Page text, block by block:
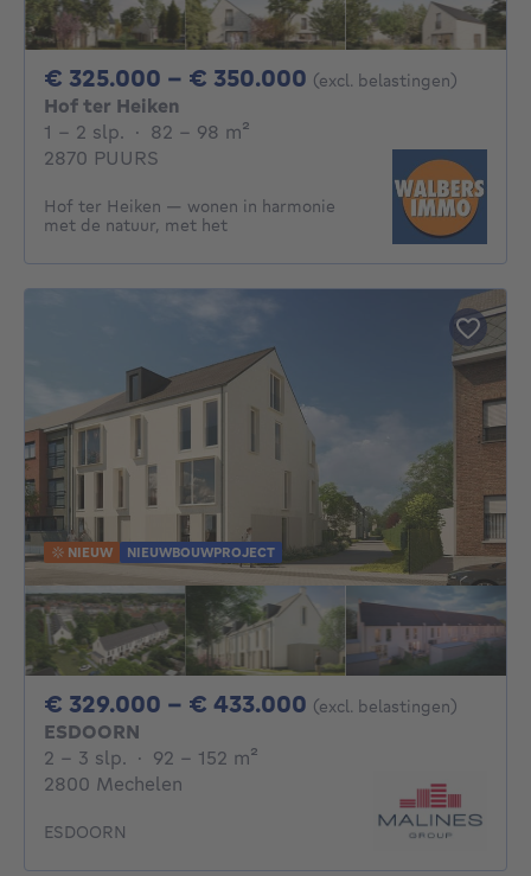
€ 325.000 - € 350.000 Van 325000€ Tot
(excl. belastingen)
Hof ter Heiken
1 - 2 Slaapkamers
1 - 2 slp. · 82 - 98 m²
2870 PUURS
Hof ter Heiken — wonen in harmonie
met de natuur, met het
NIEUW NIEUWBOUWPROJECT
€ 329.000 - € 433.000 Van 329000€ Tot
(excl. belastingen)
ESDOORN
2 - 3 Slaapkamers
2 - 3 slp. · 92 - 152 m²
2800 Mechelen
ESDOORN